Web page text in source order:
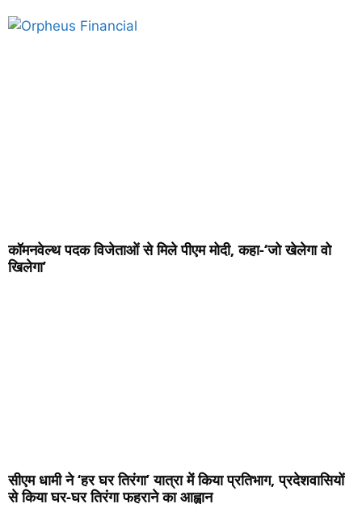
कॉमनवेल्थ पदक विजेताओं से मिले पीएम मोदी, कहा-‘जो खेलेगा वो
खिलेगा’
सीएम धामी ने ‘हर घर तिरंगा’ यात्रा में किया प्रतिभाग, प्रदेशवासियों
से किया घर-घर तिरंगा फहराने का आह्वान